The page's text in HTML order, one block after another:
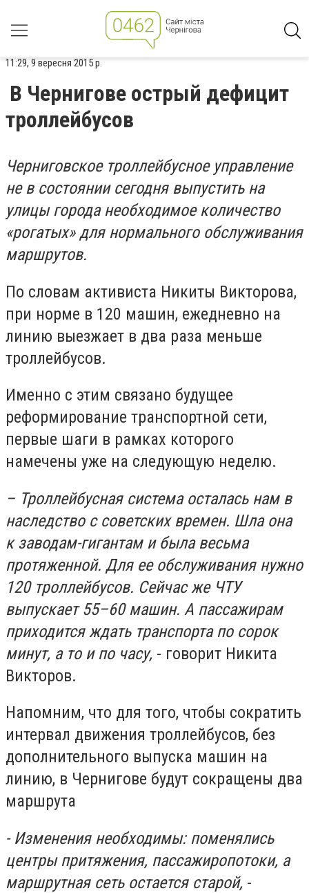
11:29, 9 вересня 2015 р.
В Чернигове острый дефицит
троллейбусов
Черниговское троллейбусное управление
не в состоянии сегодня выпустить на
улицы города необходимое количество
«рогатых» для нормального обслуживания
маршрутов.
По словам активиста Никиты Викторова,
при норме в 120 машин, ежедневно на
линию выезжает в два раза меньше
троллейбусов.
Именно с этим связано будущее
реформирование транспортной сети,
первые шаги в рамках которого
намечены уже на следующую неделю.
– Троллейбусная система осталась нам в
наследство с советских времен. Шла она
к заводам-гигантам и была весьма
протяженной. Для ее обслуживания нужно
120 троллейбусов. Сейчас же ЧТУ
выпускает 55–60 машин. А пассажирам
приходится ждать транспорта по сорок
минут, а то и по часу, - говорит Никита
Викторов.
Напомним, что для того, чтобы сократить
интервал движения троллейбусов, без
дополнительного выпуска машин на
линию, в Чернигове будут сокращены два
маршрута
- Изменения необходимы: поменялись
центры притяжения, пассажиропотоки, а
маршрутная сеть остается старой, -